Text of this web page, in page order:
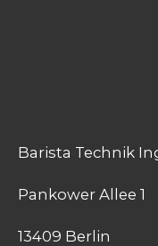
Barista Technik
Pankower Allee 1
13409 Berlin